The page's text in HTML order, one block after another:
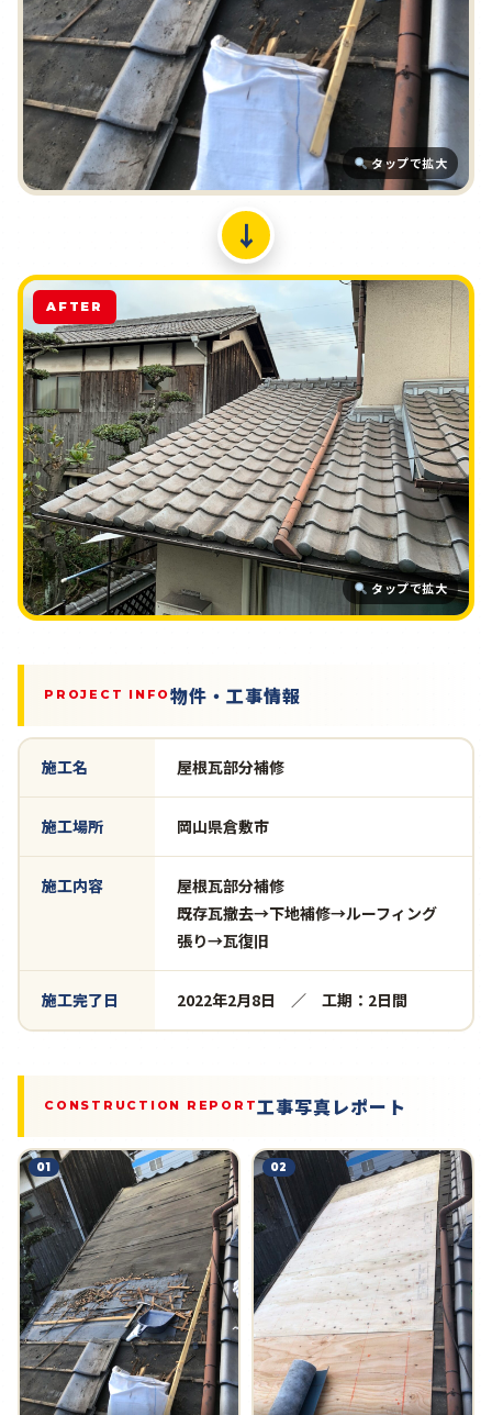
タップで拡大
↓
タップで拡大
AFTER
PROJECT INFO物件・工事情報
施工名 屋根瓦部分補修
施工場所 岡山県倉敷市
施工内容
屋根瓦部分補修
既存瓦撤去→下地補修→ルーフィング
張り→瓦復旧
施工完了日 2022年2月8日 ／ 工期：2日間
CONSTRUCTION REPORT工事写真レポート
01 02